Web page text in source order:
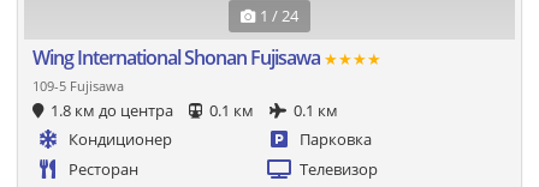
1 / 24
Wing International Shonan Fujisawa ★★★★
109-5 Fujisawa
1.8 км до центра 0.1 км
0.1 км
Кондиционер
Парковка
Ресторан
Телевизор